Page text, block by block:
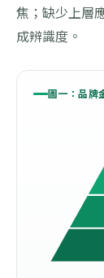
焦；缺少上層
成辨識度。
圖一：品牌